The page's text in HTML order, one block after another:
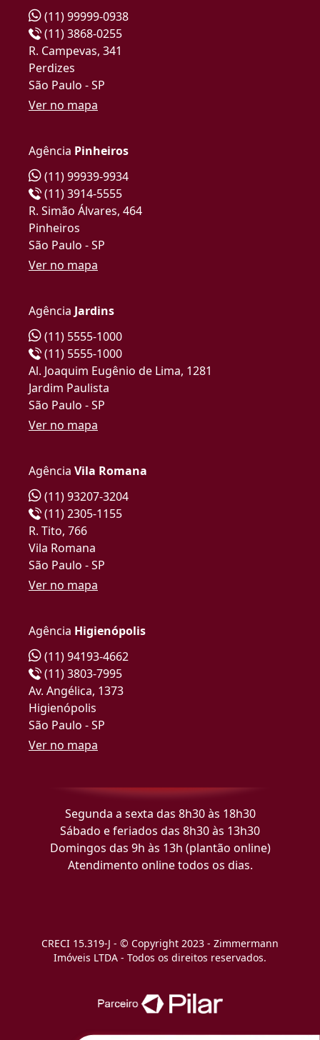
(11) 99999-0938
(11) 3868-0255
R. Campevas, 341
Perdizes
São Paulo - SP
Ver no mapa
Agência Pinheiros
(11) 99939-9934
(11) 3914-5555
R. Simão Álvares, 464
Pinheiros
São Paulo - SP
Ver no mapa
Agência Jardins
(11) 5555-1000
(11) 5555-1000
Al. Joaquim Eugênio de Lima, 1281
Jardim Paulista
São Paulo - SP
Ver no mapa
Agência Vila Romana
(11) 93207-3204
(11) 2305-1155
R. Tito, 766
Vila Romana
São Paulo - SP
Ver no mapa
Agência Higienópolis
(11) 94193-4662
(11) 3803-7995
Av. Angélica, 1373
Higienópolis
São Paulo - SP
Ver no mapa
Segunda a sexta das 8h30 às 18h30
Sábado e feriados das 8h30 às 13h30
Domingos das 9h às 13h (plantão online)
Atendimento online todos os dias.
CRECI 15.319-J - © Copyright 2023 - Zimmermann
Imóveis LTDA - Todos os direitos reservados.